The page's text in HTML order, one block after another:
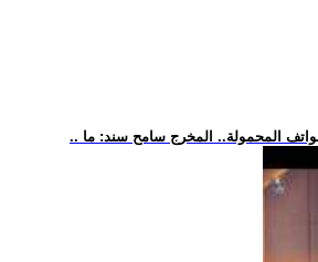
المحمولة.. المخرج سامح سند: ما